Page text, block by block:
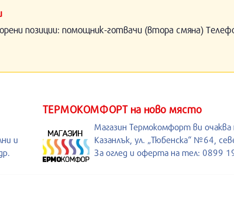
позиции: помощник-готвачи (втора смяна)
и
ТЕРМОКОМФОРТ на ново място
Магазин Термокомфорт ви
Казанлък, ул. „Тюбенска“ №64,
За оглед и оферта на тел: 0899